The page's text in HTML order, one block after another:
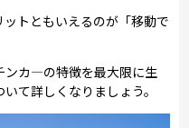
トともいえるのが「移動で
ンカ―の特徴を最大限に生
て詳しくなりましょう。